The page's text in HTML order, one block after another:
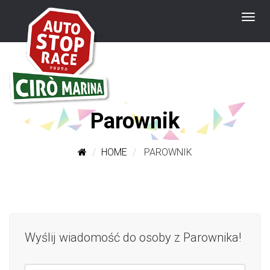
Parownik
HOME PAROWNIK
Wyślij wiadomość do osoby z Parownika!